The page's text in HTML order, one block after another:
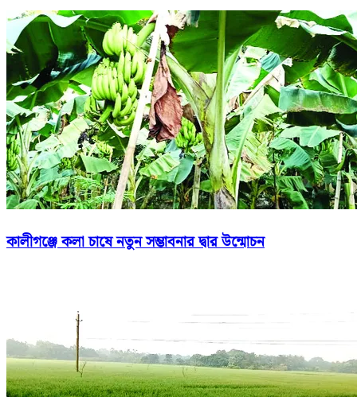
কালীগঞ্জে কলা চাষে নতুন সম্ভাবনার দ্বার উন্মোচন